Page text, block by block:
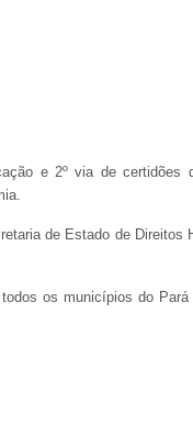
e 2º via de
de Estado de
os municípios do